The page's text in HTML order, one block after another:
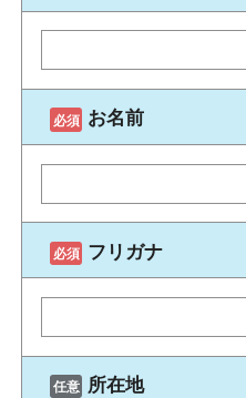
お名前
フリガナ
所在地